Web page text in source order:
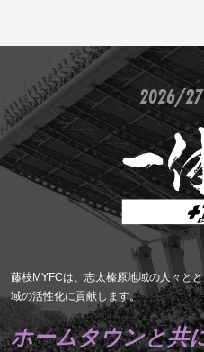
2026/27
藤枝MYFCは、志太榛原地域の人々と
域の活性化に貢献します。
ホームタウンと共